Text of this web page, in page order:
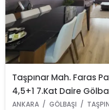
Taşpınar Mah. Faras
4,5+1 7.Kat Daire
ANKARA GÖLBAŞI